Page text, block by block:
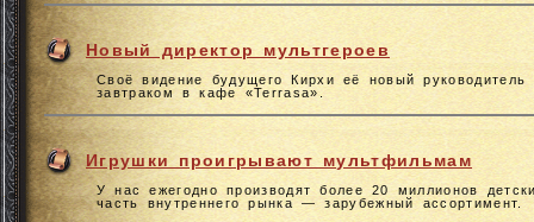
Новый директор мультгероев
Своё видение будущего Кирхи её новый
завтраком в кафе «Terrasa».
Игрушки проигрывают мультфильмам
У нас ежегодно производят более 20 миллионов
часть внутреннего рынка — зарубежный ассортимент.